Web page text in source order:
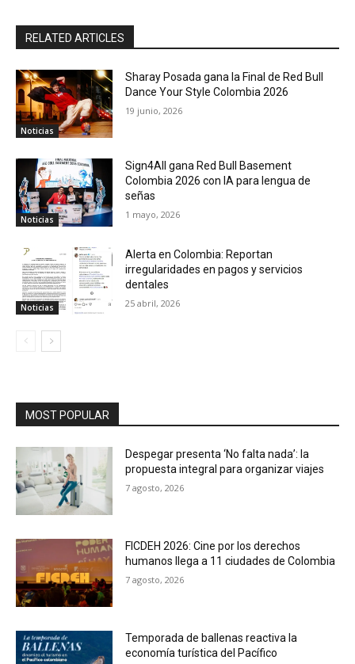
RELATED ARTICLES
Noticias
Sharay Posada gana la Final de Red Bull
Dance Your Style Colombia 2026
19 junio, 2026
Noticias
Sign4All gana Red Bull Basement
Colombia 2026 con IA para lengua de
señas
1 mayo, 2026
Noticias
Alerta en Colombia: Reportan
irregularidades en pagos y servicios
dentales
25 abril, 2026
MOST POPULAR
Despegar presenta ‘No falta nada’: la
propuesta integral para organizar viajes
7 agosto, 2026
FICDEH 2026: Cine por los derechos
humanos llega a 11 ciudades de Colombia
7 agosto, 2026
Temporada de ballenas reactiva la
economía turística del Pacífico